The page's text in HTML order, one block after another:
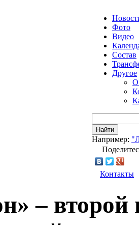
Фото
Видео
Состав
Другое
О
Найти
Например:
Контакты
–